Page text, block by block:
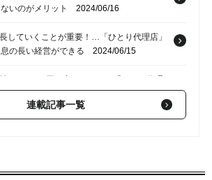
いのがメリット
2024/06/16
していくことが重要！…「ひとり代理店」
の長い経営ができる 2024/06/15
でも十分に稼げる2024/06/14
収1,000万円稼ぐのも夢じゃない！…「ひ
連載記事一覧